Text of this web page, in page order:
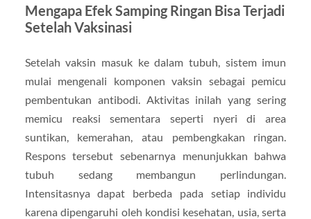
Mengapa Efek Samping Ringan Bisa Terjadi
Setelah Vaksinasi
Setelah vaksin masuk ke dalam tubuh, sistem imun
mulai mengenali komponen vaksin sebagai pemicu
pembentukan antibodi. Aktivitas inilah yang sering
memicu reaksi sementara seperti nyeri di area
suntikan, kemerahan, atau pembengkakan ringan.
Respons tersebut sebenarnya menunjukkan bahwa
tubuh sedang membangun perlindungan.
Intensitasnya dapat berbeda pada setiap individu
karena dipengaruhi oleh kondisi kesehatan, usia, serta